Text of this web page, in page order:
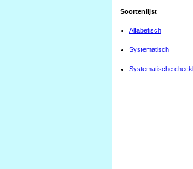
Soortenlijst
Alfabetisch
Systematisch
Systematische